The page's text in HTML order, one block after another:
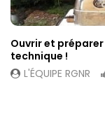
Ouvrir et
technique !
L'ÉQUIPE RGNR